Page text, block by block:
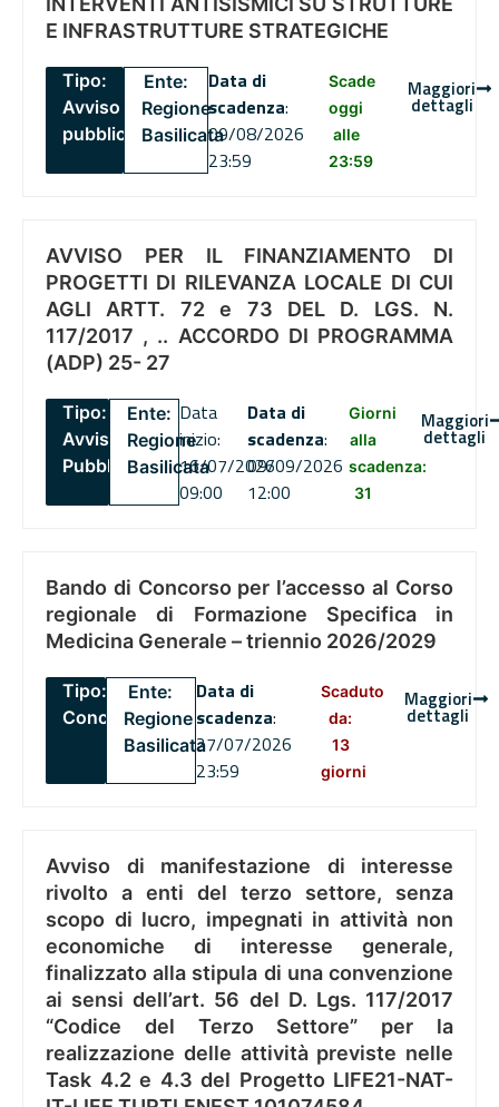
E INFRASTRUTTURE STRATEGICHE
Tipo:
Avviso
pubblico
Ente:
Regione
Basilicata
Data di
scadenza:
09/08/2026
23:59
Scade
oggi
alle
23:59
Maggiori
dettagli
AVVISO PER IL FINANZIAMENTO DI
PROGETTI DI RILEVANZA LOCALE DI CUI
AGLI ARTT. 72 e 73 DEL D. LGS. N.
117/2017 , .. ACCORDO DI PROGRAMMA
(ADP) 25- 27
Tipo:
Avviso
Pubblico
Ente:
Regione
Basilicata
Data
inizio:
16/07/2026
09:00
Data di
scadenza:
09/09/2026
12:00
Giorni
alla
scadenza:
31
Maggiori
dettagli
Bando di Concorso per l’accesso al Corso
regionale di Formazione Specifica in
Medicina Generale – triennio 2026/2029
Tipo:
Concorsi
Ente:
Regione
Basilicata
Data di
scadenza:
27/07/2026
23:59
Scaduto
da:
13
giorni
Maggiori
dettagli
Avviso di manifestazione di interesse
rivolto a enti del terzo settore, senza
scopo di lucro, impegnati in attività non
economiche di interesse generale,
finalizzato alla stipula di una convenzione
ai sensi dell’art. 56 del D. Lgs. 117/2017
“Codice del Terzo Settore” per la
realizzazione delle attività previste nelle
Task 4.2 e 4.3 del Progetto LIFE21-NAT-